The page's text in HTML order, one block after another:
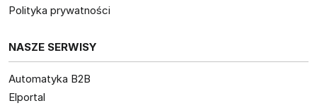
Polityka prywatności
NASZE SERWISY
Automatyka B2B
Elportal